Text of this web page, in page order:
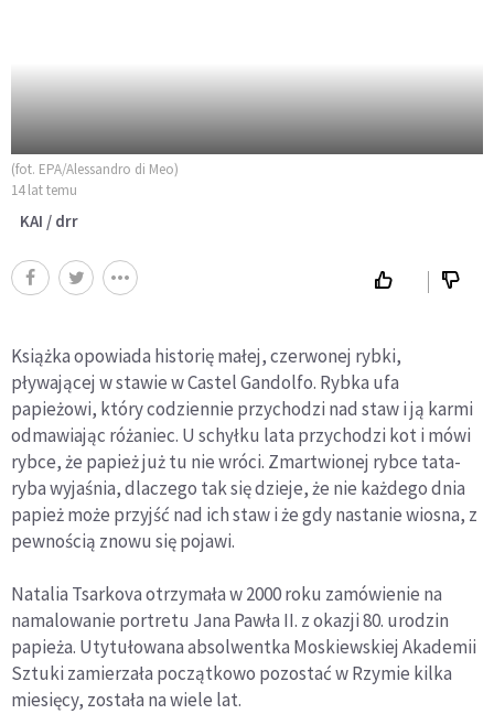
(fot. EPA/Alessandro di Meo)
14 lat temu
KAI / drr
Książka opowiada historię małej, czerwonej rybki,
pływającej w stawie w Castel Gandolfo. Rybka ufa
papieżowi, który codziennie przychodzi nad staw i ją karmi
odmawiając różaniec. U schyłku lata przychodzi kot i mówi
rybce, że papież już tu nie wróci. Zmartwionej rybce tata-
ryba wyjaśnia, dlaczego tak się dzieje, że nie każdego dnia
papież może przyjść nad ich staw i że gdy nastanie wiosna, z
pewnością znowu się pojawi.
Natalia Tsarkova otrzymała w 2000 roku zamówienie na
namalowanie portretu Jana Pawła II. z okazji 80. urodzin
papieża. Utytułowana absolwentka Moskiewskiej Akademii
Sztuki zamierzała początkowo pozostać w Rzymie kilka
miesięcy, została na wiele lat.